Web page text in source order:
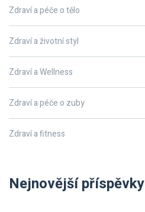
Zdraví a péče o tělo
Zdraví a životní styl
Zdraví a Wellness
Zdraví a péče o zuby
Zdraví a fitness
Nejnovější příspěvky